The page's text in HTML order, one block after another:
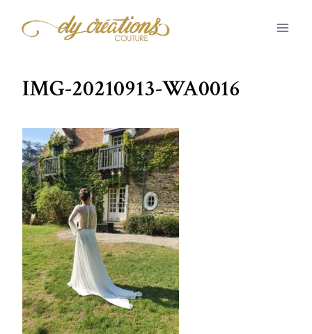
IMG-20210913-WA0016